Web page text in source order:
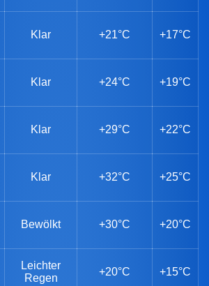
Klar +21°C +17°C
Klar +24°C +19°C
Klar +29°C +22°C
Klar +32°C +25°C
Bewölkt +30°C +20°C
Leichter
Regen
+20°C +15°C